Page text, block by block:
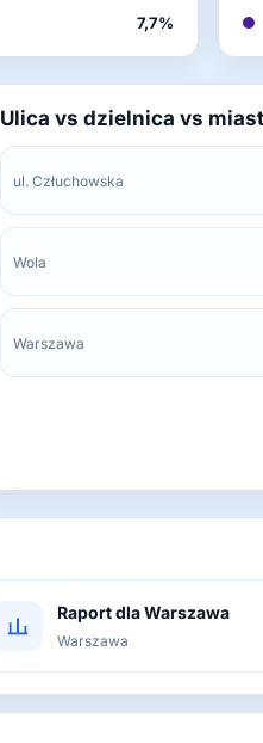
7,7%
Ulica vs dzielnica vs
ul. Człuchowska
Wola
Warszawa
Raport dla Warszawa
Warszawa